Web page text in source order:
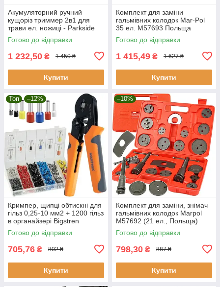
Акумуляторний ручний
кущоріз триммер 2в1 для
трави ел. ножиці - Parkside
PGSA 4 A2 Німеччина
Готово до відправки
1 232,50 ₴ 1 450 ₴
Купити
Комплект для заміни
гальмівних колодок Mar-Pol
35 ел. M57693 Польща
Готово до відправки
1 415,49 ₴ 1 627 ₴
Купити
Топ –12%
Кримпер, щипці обтискні для
гільз 0,25-10 мм2 + 1200 гільз
в органайзері Bigstren
(22717)
Готово до відправки
705,76 ₴ 802 ₴
Купити
–10%
Комплект для заміни, знімач
гальмівних колодок Marpol
M57692 (21 ел., Польща)
Готово до відправки
798,30 ₴ 887 ₴
Купити